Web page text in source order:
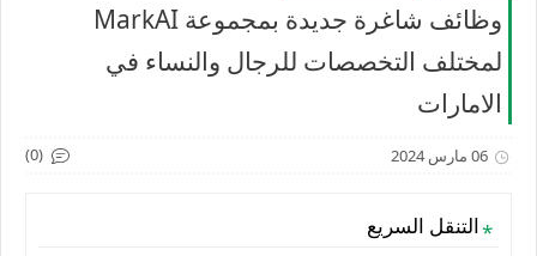
وظائف شاغرة جديدة بمجموعة MarkAI
لمختلف التخصصات للرجال والنساء في
الامارات
06 مارس 2024 (0)
التنقل السريع